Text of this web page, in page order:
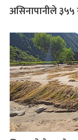
असिनापानीले ३५५